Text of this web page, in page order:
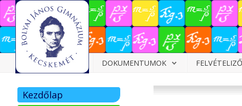
Dokumentumok
Felvételizőknek
Pályázatok
DOKUMENTUMOK
Kezdőlap